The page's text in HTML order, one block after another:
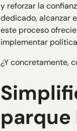
y reforzar la
dedicado, alcanzar
este proceso
implementar
¿Y concretamente,
parque